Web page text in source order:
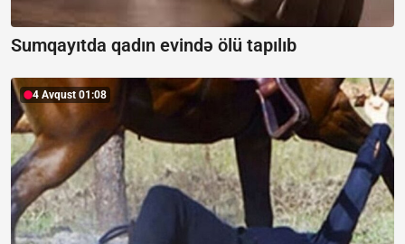
Sumqayıtda qadın evində ölü tapılıb
4 Avqust 01:08